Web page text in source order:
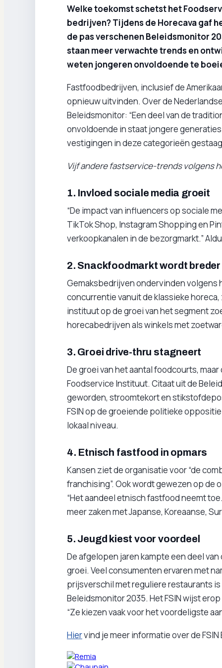
Welke toekomst schetst het
bedrijven? Tijdens de Horecava gaf
de pas verschenen Beleidsmonitor
staan meer verwachte trends en
weten jongeren onvoldoende te
Fastfoodbedrijven, inclusief de
opnieuw uitvinden. Over de
Beleidsmonitor: “Een deel van de
onvoldoende in staat jongere
vestigingen in deze categorieën
Vijf andere fastservice-trends volgens
1. Invloed sociale media groeit
“De impact van influencers op sociale
TikTok Shop, Instagram Shopping en
verkoopkanalen in de bezorgmarkt.”
2. Snackfoodmarkt wordt breder
Gemaksbedrijven ondervinden volgens
concurrentie vanuit de klassieke
instituut op de groei van het segment
horecabedrijven als winkels met
3. Groei drive-thru stagneert
De groei van het aantal foodcourts,
Foodservice Instituut. Citaat uit de
geworden, stroomtekort en
FSIN op de groeiende politieke
lokaal niveau.
4. Etnisch fastfood in opmars
Kansen ziet de organisatie voor “de
franchising”. Ook wordt gewezen op de
“Het aandeel etnisch fastfood neemt
meer zaken met Japanse, Koreaanse,
5. Jeugd kiest voor voordeel
De afgelopen jaren kampte een deel
groei. Veel consumenten ervaren met
prijsverschil met reguliere restaurants
Beleidsmonitor 2035. Het FSIN wijst
“Ze kiezen vaak voor het voordeligste
Hiervind je meer informatie over de